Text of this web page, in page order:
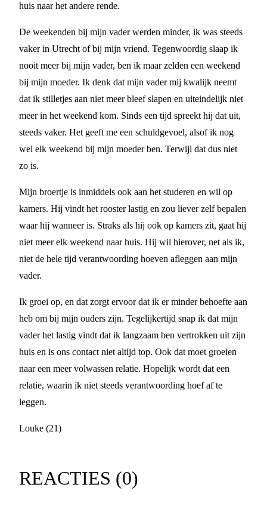
huis naar het andere rende.
De weekenden bij mijn vader werden minder, ik was steeds
vaker in Utrecht of bij mijn vriend. Tegenwoordig slaap ik
nooit meer bij mijn vader, ben ik maar zelden een weekend
bij mijn moeder. Ik denk dat mijn vader mij kwalijk neemt
dat ik stilletjes aan niet meer bleef slapen en uiteindelijk niet
meer in het weekend kom. Sinds een tijd spreekt hij dat uit,
steeds vaker. Het geeft me een schuldgevoel, alsof ik nog
wel elk weekend bij mijn moeder ben. Terwijl dat dus niet
zo is.
Mijn broertje is inmiddels ook aan het studeren en wil op
kamers. Hij vindt het rooster lastig en zou liever zelf bepalen
waar hij wanneer is. Straks als hij ook op kamers zit, gaat hij
niet meer elk weekend naar huis. Hij wil hierover, net als ik,
niet de hele tijd verantwoording hoeven afleggen aan mijn
vader.
Ik groei op, en dat zorgt ervoor dat ik er minder behoefte aan
heb om bij mijn ouders zijn. Tegelijkertijd snap ik dat mijn
vader het lastig vindt dat ik langzaam ben vertrokken uit zijn
huis en is ons contact niet altijd top. Ook dat moet groeien
naar een meer volwassen relatie. Hopelijk wordt dat een
relatie, waarin ik niet steeds verantwoording hoef af te
leggen.
Louke (21)
REACTIES (0)